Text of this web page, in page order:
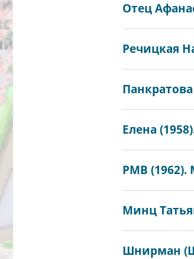
Отец
Речицкая
Елена
РМВ (1962).
Минц
Шнирман